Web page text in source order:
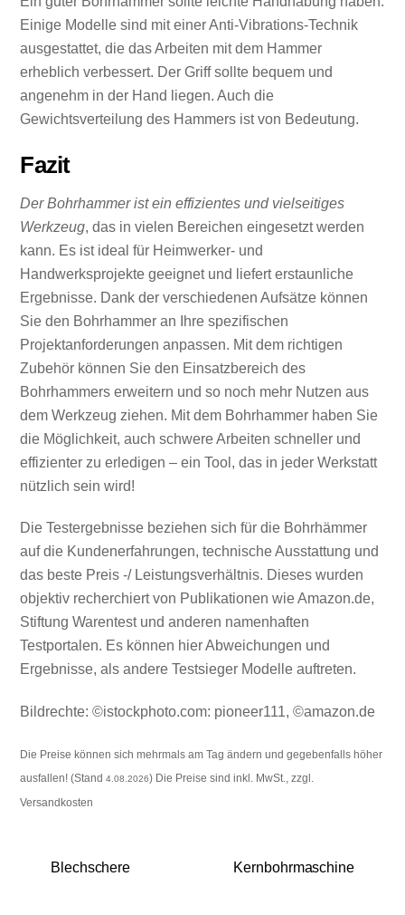
Einige Modelle sind mit einer Anti-Vibrations-Technik
ausgestattet, die das Arbeiten mit dem Hammer
erheblich verbessert. Der Griff sollte bequem und
angenehm in der Hand liegen. Auch die
Gewichtsverteilung des Hammers ist von Bedeutung.
Fazit
Der Bohrhammer ist ein effizientes und vielseitiges
Werkzeug, das in vielen Bereichen eingesetzt werden
kann. Es ist ideal für Heimwerker- und
Handwerksprojekte geeignet und liefert erstaunliche
Ergebnisse. Dank der verschiedenen Aufsätze können
Sie den Bohrhammer an Ihre spezifischen
Projektanforderungen anpassen. Mit dem richtigen
Zubehör können Sie den Einsatzbereich des
Bohrhammers erweitern und so noch mehr Nutzen aus
dem Werkzeug ziehen. Mit dem Bohrhammer haben Sie
die Möglichkeit, auch schwere Arbeiten schneller und
effizienter zu erledigen – ein Tool, das in jeder Werkstatt
nützlich sein wird!
Die Testergebnisse beziehen sich für die Bohrhämmer
auf die Kundenerfahrungen, technische Ausstattung und
das beste Preis -/ Leistungsverhältnis. Dieses wurden
objektiv recherchiert von Publikationen wie Amazon.de,
Stiftung Warentest und anderen namenhaften
Testportalen. Es können hier Abweichungen und
Ergebnisse, als andere Testsieger Modelle auftreten.
Bildrechte: ©istockphoto.com: pioneer111, ©amazon.de
Die Preise können sich mehrmals am Tag ändern und gegebenfalls höher
ausfallen! (Stand4.08.2026) Die Preise sind inkl. MwSt., zzgl.
Versandkosten
Blechschere Kernbohrmaschine